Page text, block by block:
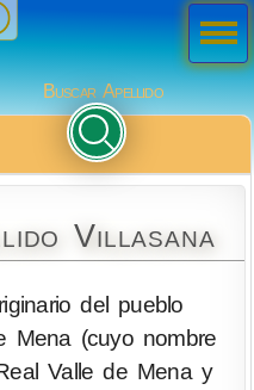
Buscar Apellido
Villasana
del pueblo
Mena (cuyo nombre
Valle de Mena y
Men
ú